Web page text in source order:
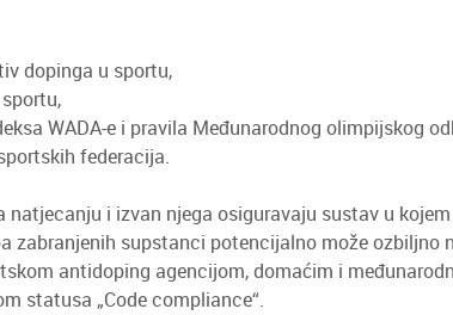
dopinga u sportu,
WADA-e i pravila Međunarodnog olimpijskog
federacija.
natjecanju i izvan njega osiguravaju sustav u
supstanci potencijalno može ozbiljno
antidoping agencijom, domaćim i
statusa „Code compliance“.